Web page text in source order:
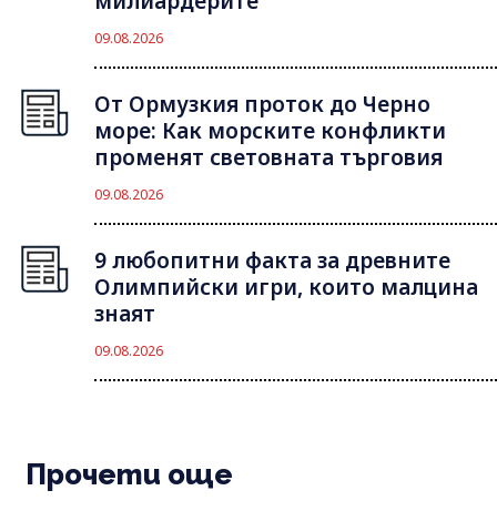
09.08.2026
От Ормузкия проток до Черно
море: Как морските конфликти
променят световната търговия
09.08.2026
9 любопитни факта за древните
Олимпийски игри, които малцина
знаят
09.08.2026
Прочети още